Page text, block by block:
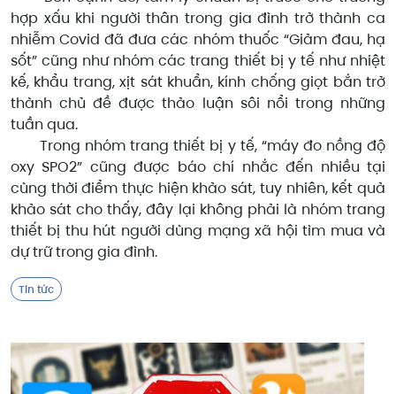
hợp xấu khi người thân trong gia đình trở thành ca
nhiễm Covid đã đưa các nhóm thuốc “Giảm đau, hạ
sốt” cũng như nhóm các trang thiết bị y tế như nhiệt
kế, khẩu trang, xịt sát khuẩn, kính chống giọt bắn trở
thành chủ đề được thảo luận sôi nổi trong những
tuần qua.
Trong nhóm trang thiết bị y tế, “máy đo nồng độ
oxy SPO2” cũng được báo chí nhắc đến nhiều tại
cùng thời điểm thực hiện khảo sát, tuy nhiên, kết quả
khảo sát cho thấy, đây lại không phải là nhóm trang
thiết bị thu hút người dùng mạng xã hội tìm mua và
dự trữ trong gia đình.
Tin tức